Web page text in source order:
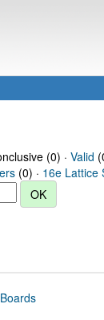
(0) · Valid
(0) · 16e Lattice